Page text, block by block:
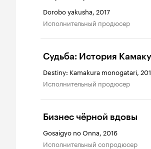
Dorobo yakusha, 2017
исполнительный продюсер
Судьба: История
Destiny: Kamakura monogatari,
исполнительный продюсер
Бизнес чёрной вдовы
Gosaigyo no Onna, 2016
исполнительный сопродюсер